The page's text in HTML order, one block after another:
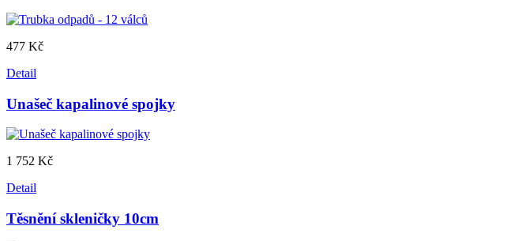
477 Kč
Detail
Unašeč kapalinové spojky
1 752 Kč
Detail
Těsnění skleničky 10cm